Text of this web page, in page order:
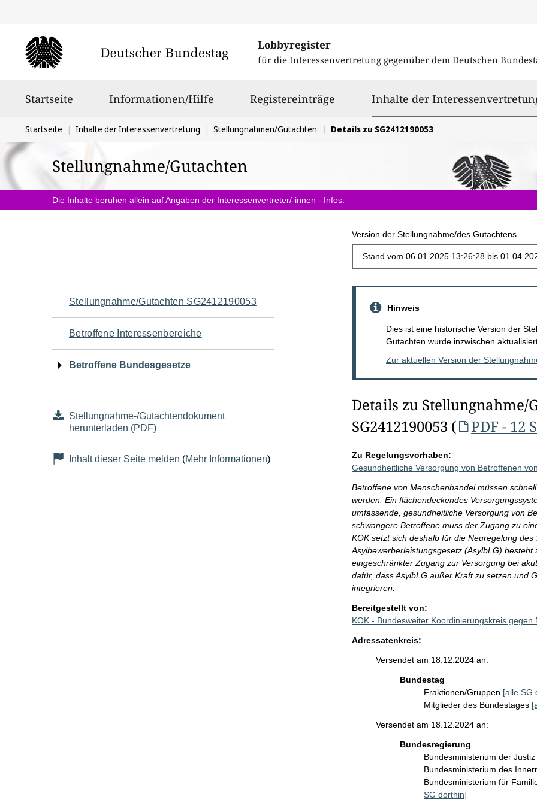
Lobbyregister
für die Interessenvertretung gegenüber dem Deutschen
Startseite Informationen/Hilfe Registereinträge Inhalte der
Sie
befinden
sich
hier:
Startseite Inhalte der Interessenvertretung Stellungnahmen/Gutachten Details zu SG2412190053
Stellungnahme/Gutachten
Die Inhalte beruhen allein auf Angaben der Interessenvertreter/-innen - Infos
Version der Stellungnahme/des Gutachtens
Navigation
für
den
Seiteninhalt
Stellungnahme/Gutachten SG2412190053
Betroffene Interessenbereiche
Betroffene Bundesgesetze
Stellungnahme-/Gutachtendokument
herunterladen (PDF)
Inhalt dieser Seite melden (Mehr Informationen)
Hinweis
Dies ist eine historische Version der
Gutachten wurde inzwischen
Zur aktuellen Version der
Details zu Stellungnahme/
SG2412190053 (
PDF - 12
Zu Regelungsvorhaben:
Gesundheitliche Versorgung von Betroffenen
Betroffene von Menschenhandel müssen
werden. Ein flächendeckendes
umfassende, gesundheitliche Versorgung von
schwangere Betroffene muss der Zugang zu
KOK setzt sich deshalb für die Neuregelung
Asylbewerberleistungsgesetz (AsylbLG)
eingeschränkter Zugang zur Versorgung bei
dafür, dass AsylbLG außer Kraft zu setzen und
integrieren.
Bereitgestellt von:
KOK - Bundesweiter Koordinierungskreis
Adressatenkreis:
Versendet am 18.12.2024 an:
Bundestag
Fraktionen/Gruppen [alle SG
Mitglieder des Bundestages
Versendet am 18.12.2024 an:
Bundesregierung
Bundesministerium der
Bundesministerium des
Bundesministerium für
SG dorthin]